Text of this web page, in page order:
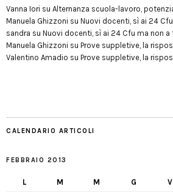
Vanna Iori su Alternanza scuola-lavoro,
Manuela Ghizzoni su Nuovi docenti, sì ai 24
sandra su Nuovi docenti, sì ai 24 Cfu ma non a
Manuela Ghizzoni su Prove suppletive, la
Valentino Amadio su Prove suppletive, la
CALENDARIO ARTICOLI
FEBBRAIO 2013
L M M G V